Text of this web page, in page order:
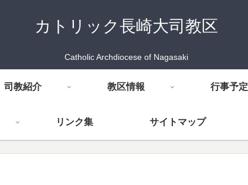
カトリック長崎大司教区
Catholic Archdiocese of Nagasaki
司教紹介 教区情報 行事予定
リンク集 サイトマップ